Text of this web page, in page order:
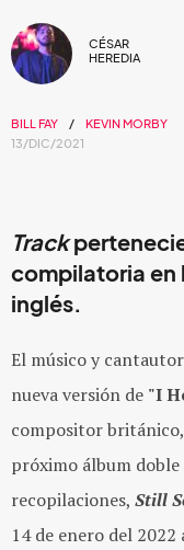
CÉSAR
HEREDIA
BILL FAY
KEVIN MORBY
13/DIC/2021
Track
compilatoria en
inglés.
El músico y
nueva versión de "I
compositor británico,
próximo álbum doble
recopilaciones, Still
14 de enero del 2022